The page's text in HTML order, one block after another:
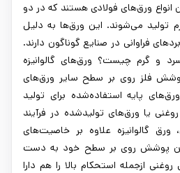
انواع ورق‌های فولادی هستند که در دو
تولید می‌شوند. این ورق‌ها به دلیل
فراوانی در صنایع گوناگون دارند.
و گرم چیست؟ ورق‌های گالوانیزه
فلز روی بر سطح سایر ورق‌های
پایه استفاده‌شده برای تولید
یا ورق‌های تولیدشده در فرآیند
ورق گالوانیزه علاوه بر خاصیت‌های
پوشش روی بر سطح خود به دست
ازجمله استحکام بالا را هم دارا